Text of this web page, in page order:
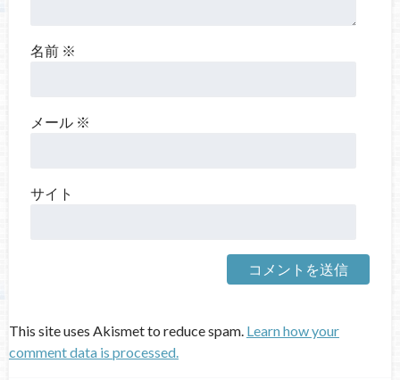
名前 ※
メール ※
サイト
This site uses Akismet to reduce spam. Learn how your
comment data is processed.